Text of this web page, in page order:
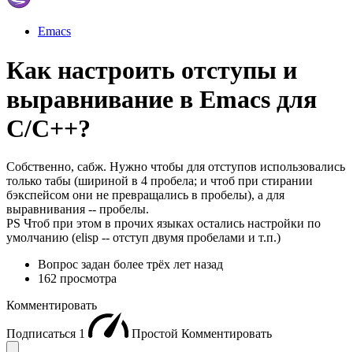
Emacs
Как настроить отступы и
выравнивание в Emacs для
C/C++?
Собственно, сабж. Нужно чтобы для отступов использовались
только табы (шириной в 4 пробела; и чтоб при стирании
бэкспейсом они не превращались в пробелы), а для
выравнивания -- пробелы.
PS Чтоб при этом в прочих языках остались настройки по
умолчанию (elisp -- отступ двумя пробелами и т.п.)
Вопрос задан более трёх лет назад
162 просмотра
Комментировать
Подписаться 1 Простой Комментировать